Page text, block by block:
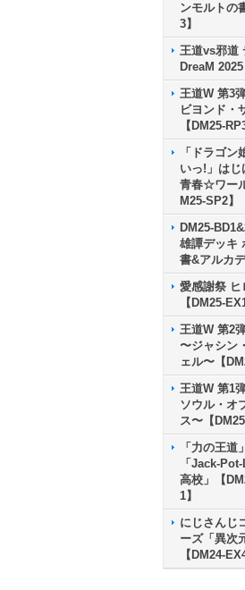
ンモルトの
3】
王道vs邪道
DreaM 2025
王道W 第3
ビヨンド・
【DM25-
「ドラゴン
いっ!」はじ
青春☆ワー
M25-SP2】
DM25-
雄譚デッキ
書&アルカ
愛感謝祭
【DM25-
王道W 第2
〜ジャシン
ェル〜【
王道W 第1
ソウル・オ
ス〜【
「力の王道
「Jack-
高校」【
1】
にじさんじ
ーズ「異次
【DM24-